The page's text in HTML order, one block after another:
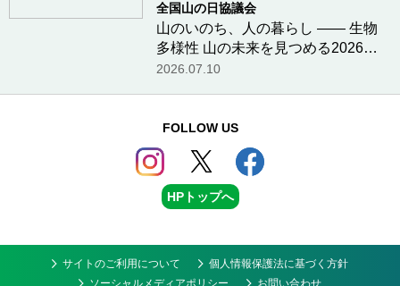
全国山の日協議会
山のいのち、人の暮らし ―― 生物
多様性 山の未来を見つめる2026年
12月6日（日）、宮城県栗原市にお
のテーマは「生物多様性」。気候変
動という大きな揺…つづきを読む
2026.07.10
FOLLOW US
HPトップへ
サイトのご利用について
個人情報保護法に基づく方針
ソーシャルメディアポリシー
お問い合わせ